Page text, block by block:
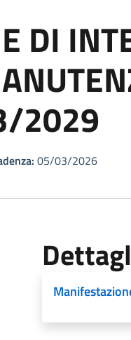
DI
2029
05/03/2026